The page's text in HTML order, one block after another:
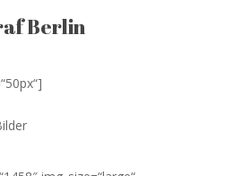
Berlin